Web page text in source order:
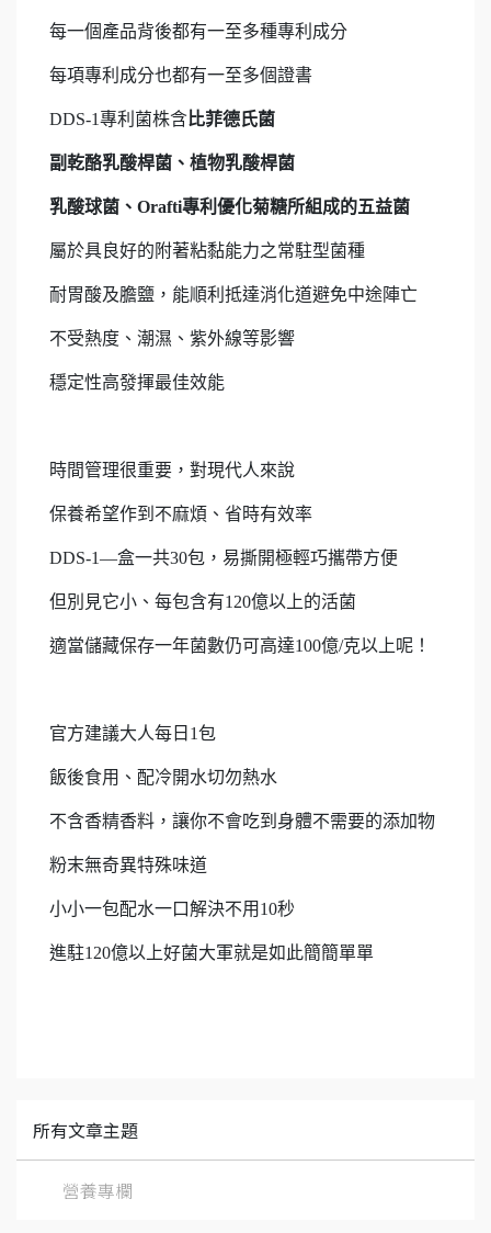
每一個產品背後都有一至多種專利成分
每項專利成分也都有一至多個證書
DDS-1專利菌株含 比菲德氏菌
副乾酪乳酸桿菌、植物乳酸桿菌
乳酸球菌、Orafti專利優化菊糖所組成的五益菌
屬於具良好的附著粘黏能力之常駐型菌種
耐胃酸及膽鹽，能順利抵達消化道避免中途陣亡
不受熱度、潮濕、紫外線等影響
穩定性高發揮最佳效能
時間管理很重要，對現代人來說
保養希望作到不麻煩、省時有效率
DDS-1—盒一共30包，易撕開極輕巧攜帶方便
但別見它小、每包含有120億以上的活菌
適當儲藏保存一年菌數仍可高達100億/克以上呢！
官方建議大人每日1包
飯後食用、配冷開水切勿熱水
不含香精香料，讓你不會吃到身體不需要的添加物
粉末無奇異特殊味道
小小一包配水一口解決不用10秒
進駐120億以上好菌大軍就是如此簡簡單單
所有文章主題
營養專欄